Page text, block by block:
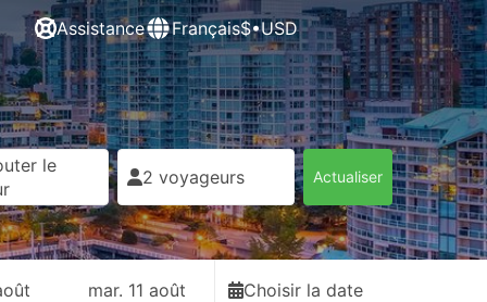
Assistance Français$•USD
le
2 voyageurs Actualiser
mar. 11 août Choisir la date